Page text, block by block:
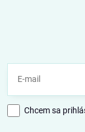
Chcem sa